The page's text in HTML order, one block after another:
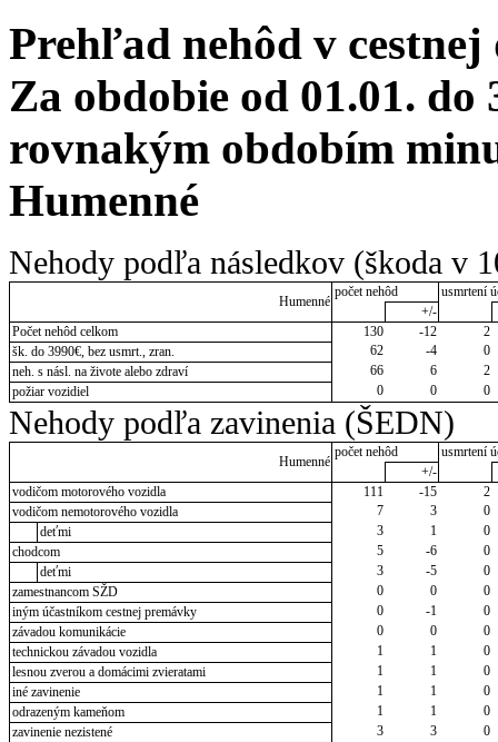
Prehľad nehôd v cestnej
Za obdobie od 01.01. do
rovnakým obdobím
Humenné
Nehody podľa následkov (škoda v
Humenné
počet nehôd
usmrtení
+/-
Počet nehôd celkom
130 -12
2
šk. do 3990€, bez usmrt., zran.
62 -4
0
neh. s násl. na živote alebo zdraví
66 6
2
požiar vozidiel
0 0 0
Nehody podľa zavinenia (ŠEDN)
Humenné
počet nehôd
usmrtení
+/-
vodičom motorového vozidla
111 -15
2
vodičom nemotorového vozidla
7 3
0
deťmi
3 1
0
chodcom
5 -6
0
deťmi
3 -5
0
zamestnancom SŽD
0 0
0
iným účastníkom cestnej premávky
0 -1
0
závadou komunikácie
0 0
0
technickou závadou vozidla
1 1
0
lesnou zverou a domácimi zvieratami
1 1
0
iné zavinenie
1 1
0
odrazeným kameňom
1 1
0
zavinenie nezistené
3 3
0